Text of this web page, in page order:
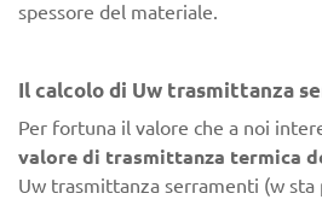
spessore del materiale.
Il calcolo di Uw trasmittanza
Per fortuna il valore che a noi
valore di trasmittanza termica
Uw trasmittanza serramenti (w sta